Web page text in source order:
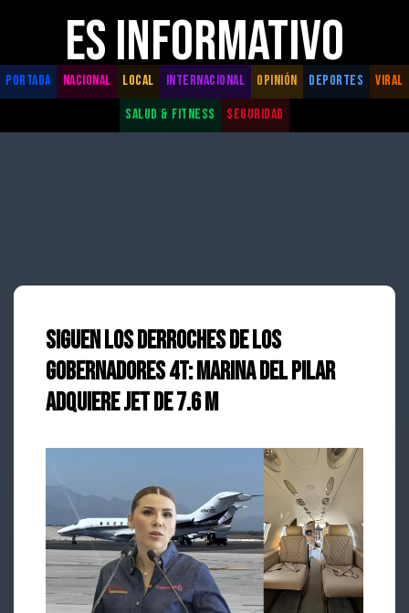
ES INFORMATIVO
PORTADA NACIONAL LOCAL INTERNACIONAL OPINIÓN DEPORTES
VIRAL
SALUD & FITNESS
SEGURIDAD
Siguen los derroches de los
gobernadores 4T: Marina del Pilar
adquiere Jet de 7.6 M